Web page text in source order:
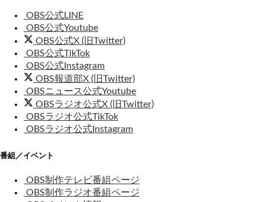
OBS公式LINE
OBS公式Youtube
OBS公式X (旧Twitter)
OBS公式TikTok
OBS公式Instagram
OBS報道部X (旧Twitter)
OBSニュース公式Youtube
OBSラジオ公式X (旧Twitter)
OBSラジオ公式TikTok
OBSラジオ公式Instagram
番組／イベント
OBS制作テレビ番組ページ
OBS制作ラジオ番組ページ